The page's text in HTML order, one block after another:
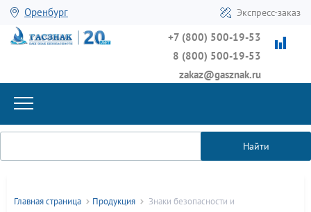
Оренбург Экспресс-заказ
+7 (800) 500-19-53
8 (800) 500-19-53
zakaz@gasznak.ru
Найти
Главная страница Продукция
Знаки безопасности и